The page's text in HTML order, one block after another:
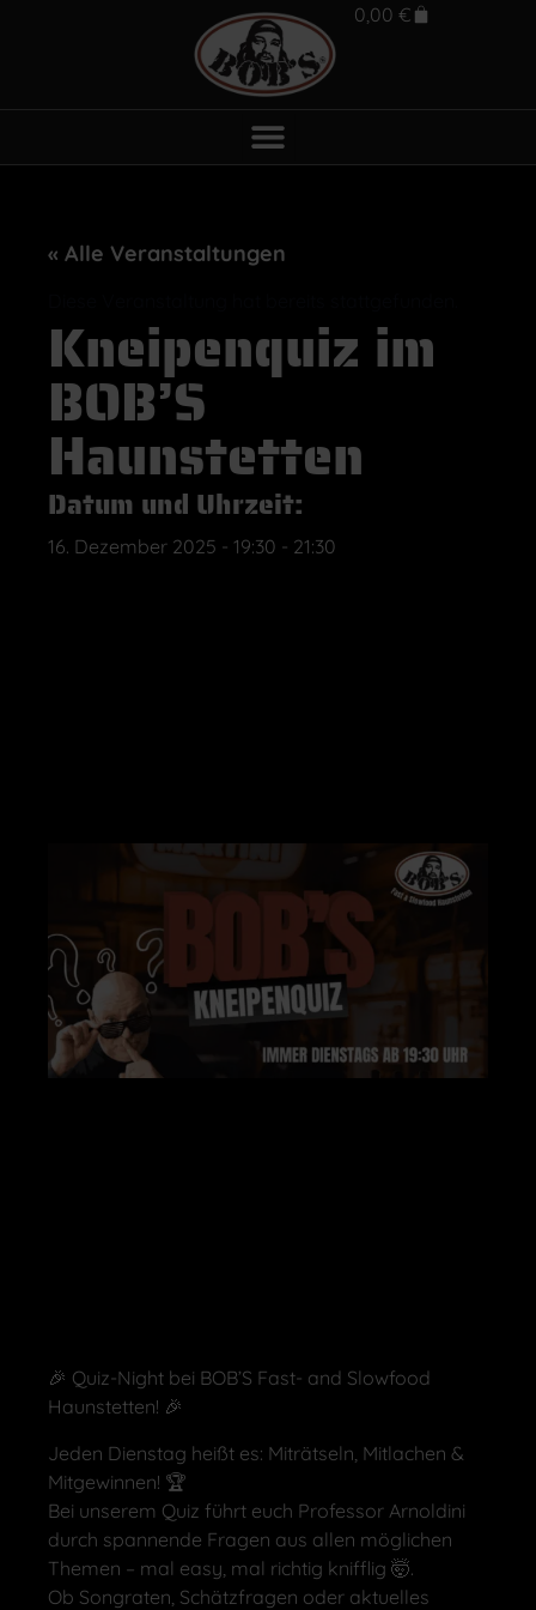
0,00 €
« Alle Veranstaltungen
Kneipenquiz im
BOB’S
Haunstetten
Datum und Uhrzeit:
16. Dezember 2025 - 19:30 - 21:30
🎉 Quiz-Night bei BOB’S Fast- and Slowfood
Haunstetten! 🎉
Jeden Dienstag heißt es: Miträtseln, Mitlachen &
Mitgewinnen! 🏆
Bei unserem Quiz führt euch Professor Arnoldini
durch spannende Fragen aus allen möglichen
Themen – mal easy, mal richtig knifflig 🤯.
Ob Songraten, Schätzfragen oder aktuelles